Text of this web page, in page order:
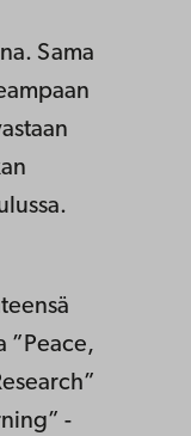
Sama
”Peace,
-